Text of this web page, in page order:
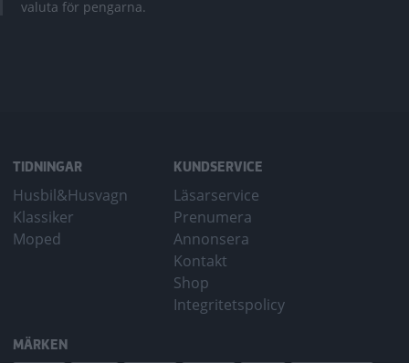
valuta för pengarna.
TIDNINGAR
Husbil&Husvagn
Klassiker
Moped
KUNDSERVICE
Läsarservice
Prenumera
Annonsera
Kontakt
Shop
Integritetspolicy
MÄRKEN